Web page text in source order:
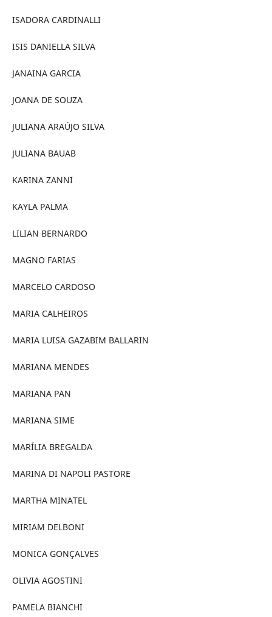
ISADORA CARDINALLI
ISIS DANIELLA SILVA
JANAINA GARCIA
JOANA DE SOUZA
JULIANA ARAÚJO SILVA
JULIANA BAUAB
KARINA ZANNI
KAYLA PALMA
LILIAN BERNARDO
MAGNO FARIAS
MARCELO CARDOSO
MARIA CALHEIROS
MARIA LUISA GAZABIM BALLARIN
MARIANA MENDES
MARIANA PAN
MARIANA SIME
MARÍLIA BREGALDA
MARINA DI NAPOLI PASTORE
MARTHA MINATEL
MIRIAM DELBONI
MONICA GONÇALVES
OLIVIA AGOSTINI
PAMELA BIANCHI